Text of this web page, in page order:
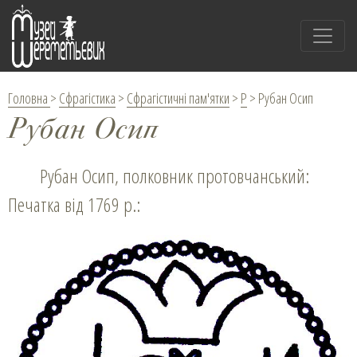
Головна > Сфрагістика > Сфрагістичні пам'ятки > Р > Рубан Осип
Рубан Осип
Рубан Осип, полковник протовчанський:
Печатка від 1769 р.: